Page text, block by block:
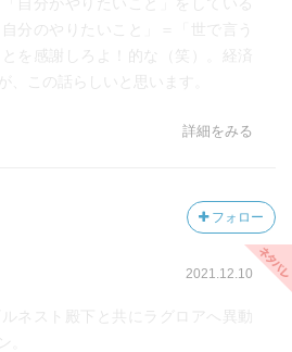
分のやりたいこと」＝「世で言う
を感謝しろよ！的な（笑）。経済
、この話らしいと思います。
詳細をみる
フォロー
2021.12.10
ネスト殿下と共にラグロアへ異動
。